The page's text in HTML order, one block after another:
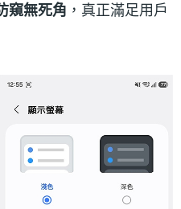
窺無死角 ，真正滿足用戶